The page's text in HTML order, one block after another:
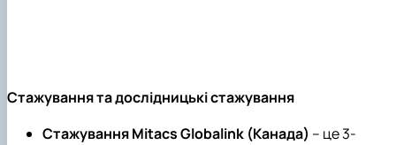
Стажування та дослідницькі стажування
Стажування Mitacs Globalink (Канада) – це 3-